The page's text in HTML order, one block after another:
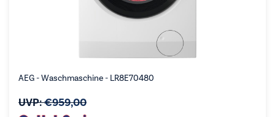
AEG - Waschmaschine - LR8E70480
UVP:€959,00